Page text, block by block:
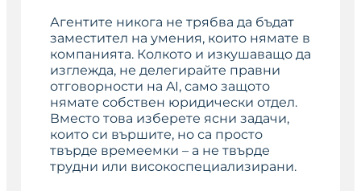
Агентите никога не трябва да бъдат
заместител на умения, които нямате в
компанията. Колкото и изкушаващо да
изглежда, не делегирайте правни
отговорности на AI, само защото
нямате собствен юридически отдел.
Вместо това изберете ясни задачи,
които си вършите, но са просто
твърде времеемки – а не твърде
трудни или високоспециализирани.